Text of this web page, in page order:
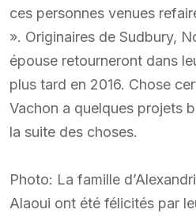
ces personnes venues
». Originaires de Sudbury,
épouse retourneront dans
plus tard en 2016. Chose
Vachon a quelques projets
la suite des choses.
Photo: La famille
Alaoui ont été félicités par